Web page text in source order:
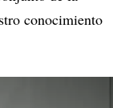
conocimiento